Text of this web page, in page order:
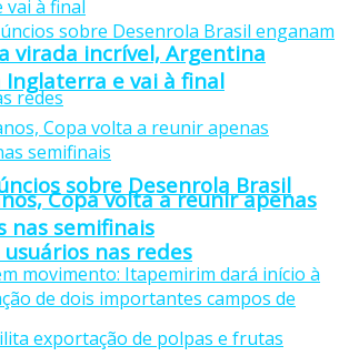
sobre Desenrola Brasil
nas redes
virada incrível, Argentina
Inglaterra e vai à final
Copa volta a reunir apenas
nas semifinais